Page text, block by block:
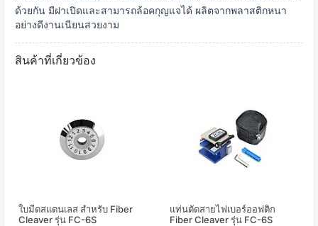
ด้วยกัน มีฝาเปิดและสามารถล้อคกุญแจได้ ผลิตจากพลาสติกหนา
อย่างดีงานเนียนสวยงาม
สินค้าที่เกี่ยวข้อง
ใบมีดสแตนเลส สำหรับ Fiber
Cleaver รุ่น FC-6S
แท่นตัดสายไฟเบอร์ออฟติก
Fiber Cleaver รุ่น FC-6S